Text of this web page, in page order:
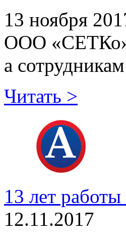
13 ноября
ООО «СЕТКо».
а
Читать >
13 лет
12.11.2017